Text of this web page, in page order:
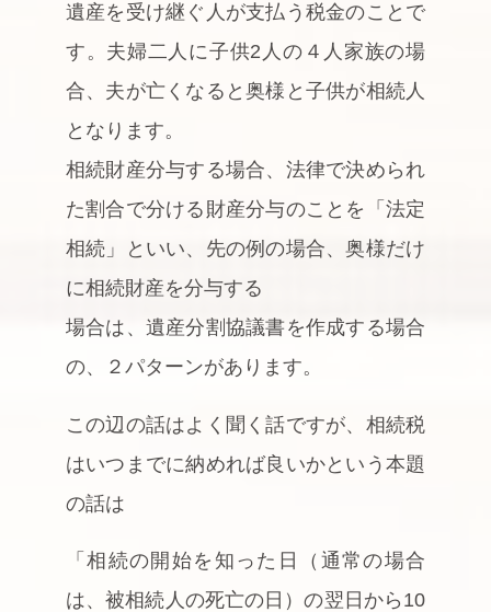
遺産を受け継ぐ人が支払う税金のことで
す。夫婦二人に子供2人の４人家族の場
合、夫が亡くなると奥様と子供が相続人
となります。
相続財産分与する場合、法律で決められ
た割合で分ける財産分与のことを「法定
相続」といい、先の例の場合、奥様だけ
に相続財産を分与する
場合は、遺産分割協議書を作成する場合
の、２パターンがあります。
この辺の話はよく聞く話ですが、相続税
はいつまでに納めれば良いかという本題
の話は
「相続の開始を知った日（通常の場合
は、被相続人の死亡の日）の翌日から10